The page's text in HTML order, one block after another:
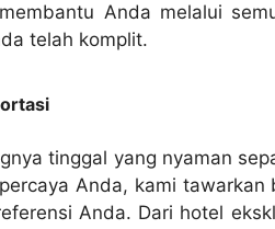
Anda melalui
telah komplit.
tinggal yang nyaman
Anda, kami tawarkan
Anda. Dari hotel